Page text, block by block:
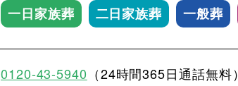
一日家族葬 二日家族葬 一般葬
0120-43-5940 （24時間365日通話無料）